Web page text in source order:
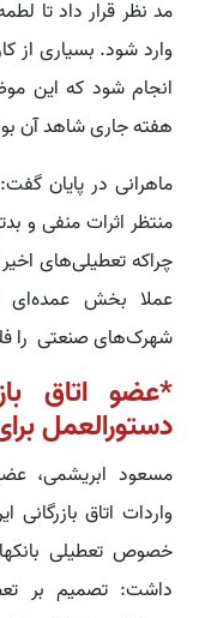
مد نظر قرار داد تا
وارد شود. بسیاری از
انجام شود که این
هفته جاری شاهد آن
ماهرانی در پایان
منتظر اثرات منفی و
چراکه تعطیلی‌های
عملا بخش عمده‌ای
شهرک‌های صنعتی را
*عضو اتاق
دستورالعمل
مسعود ابریشمی،
واردات اتاق
خصوص تعطیلی
داشت: تصمیم بر